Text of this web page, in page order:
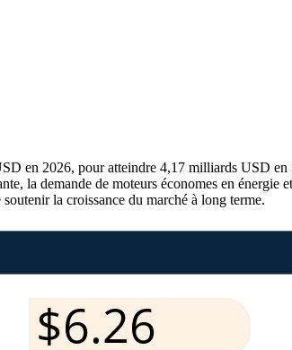
en 2026, pour atteindre 4,17 milliards USD
la demande de moteurs économes en énergie
la croissance du marché à long terme.